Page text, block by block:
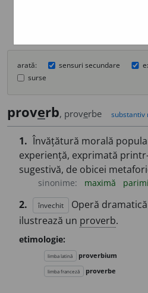
arată: sensuri secundare
surse
proverb, proverbe substantiv
1. Învățătură morală
experiență, exprimată
sugestivă, de obicei
sinonime: maximă
2. învechit
Operă
ilustrează un proverb.
etimologie:
limba latină proverbium
limba franceză proverbe